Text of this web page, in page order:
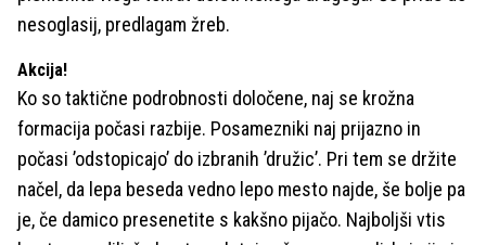
nesoglasij, predlagam žreb.
Akcija!
Ko so taktične podrobnosti določene, naj se krožna
formacija počasi razbije. Posamezniki naj prijazno in
počasi ’odstopicajo’ do izbranih ’družic’. Pri tem se držite
načel, da lepa beseda vedno lepo mesto najde, še bolje pa
je, če damico presenetite s kakšno pijačo. Najboljši vtis